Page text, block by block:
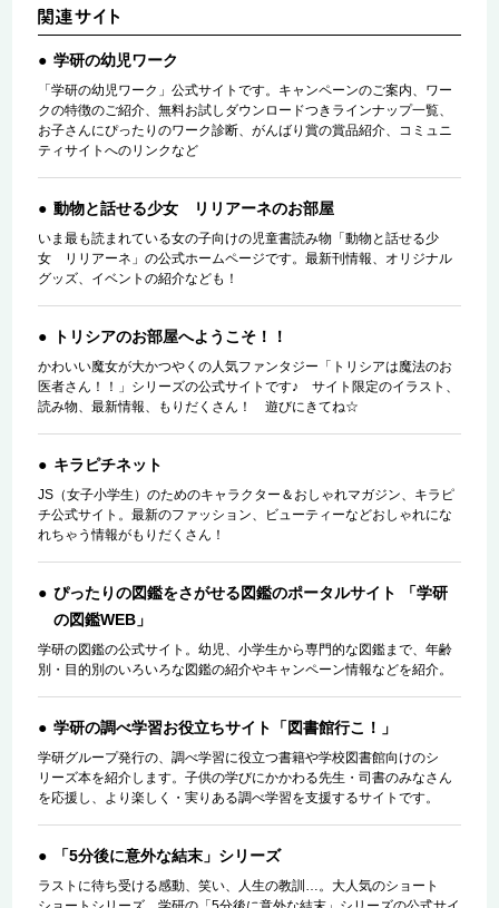
学研の幼児ワーク
「学研の幼児ワーク」公式サイトです。キャンペーンのご案内、ワー
クの特徴のご紹介、無料お試しダウンロードつきラインナップ一覧、
お子さんにぴったりのワーク診断、がんばり賞の賞品紹介、コミュニ
ティサイトへのリンクなど
動物と話せる少女 リリアーネのお部屋
いま最も読まれている女の子向けの児童書読み物「動物と話せる少
女 リリアーネ」の公式ホームページです。最新刊情報、オリジナル
グッズ、イベントの紹介なども！
トリシアのお部屋へようこそ！！
かわいい魔女が大かつやくの人気ファンタジー「トリシアは魔法のお
医者さん！！」シリーズの公式サイトです♪ サイト限定のイラスト、
読み物、最新情報、もりだくさん！ 遊びにきてね☆
キラピチネット
JS（女子小学生）のためのキャラクター＆おしゃれマガジン、キラピ
チ公式サイト。最新のファッション、ビューティーなどおしゃれにな
れちゃう情報がもりだくさん！
ぴったりの図鑑をさがせる図鑑のポータルサイト 「学研
の図鑑WEB」
学研の図鑑の公式サイト。幼児、小学生から専門的な図鑑まで、年齢
別・目的別のいろいろな図鑑の紹介やキャンペーン情報などを紹介。
学研の調べ学習お役立ちサイト「図書館行こ！」
学研グループ発行の、調べ学習に役立つ書籍や学校図書館向けのシ
リーズ本を紹介します。子供の学びにかかわる先生・司書のみなさん
を応援し、より楽しく・実りある調べ学習を支援するサイトです。
「5分後に意外な結末」シリーズ
ラストに待ち受ける感動、笑い、人生の教訓…。大人気のショート